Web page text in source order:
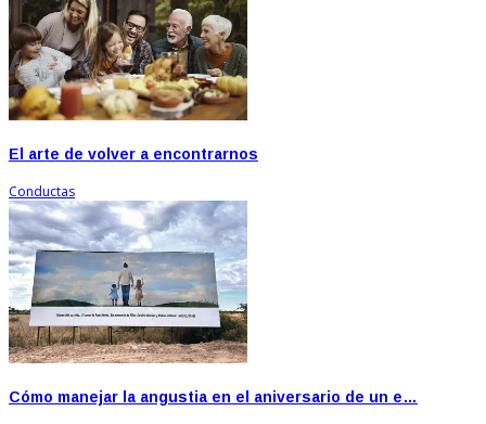
El arte de volver a encontrarnos
Conductas
Cómo manejar la angustia en el aniversario de un e…